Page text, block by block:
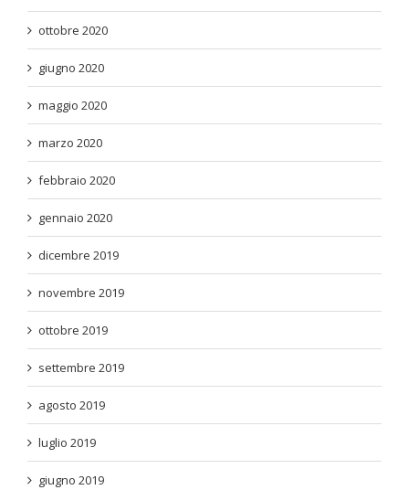
ottobre 2020
giugno 2020
maggio 2020
marzo 2020
febbraio 2020
gennaio 2020
dicembre 2019
novembre 2019
ottobre 2019
settembre 2019
agosto 2019
luglio 2019
giugno 2019